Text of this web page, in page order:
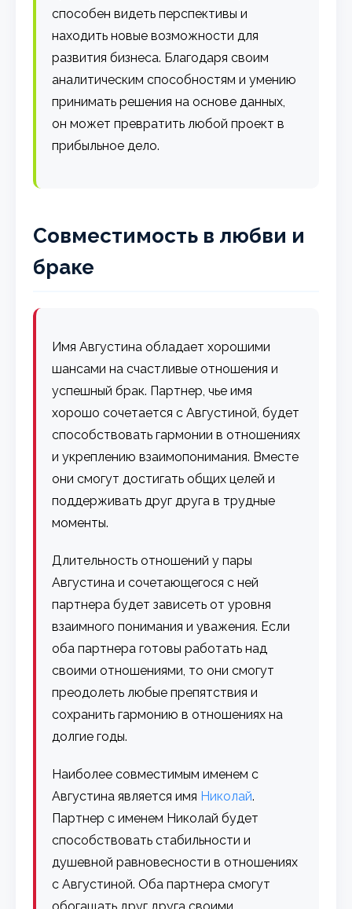
способен видеть перспективы и
находить новые возможности для
развития бизнеса. Благодаря своим
аналитическим способностям и умению
принимать решения на основе данных,
он может превратить любой проект в
прибыльное дело.
Совместимость в любви и
браке
Имя Августина обладает хорошими
шансами на счастливые отношения и
успешный брак. Партнер, чье имя
хорошо сочетается с Августиной, будет
способствовать гармонии в отношениях
и укреплению взаимопонимания. Вместе
они смогут достигать общих целей и
поддерживать друг друга в трудные
моменты.
Длительность отношений у пары
Августина и сочетающегося с ней
партнера будет зависеть от уровня
взаимного понимания и уважения. Если
оба партнера готовы работать над
своими отношениями, то они смогут
преодолеть любые препятствия и
сохранить гармонию в отношениях на
долгие годы.
Наиболее совместимым именем с
Августина является имя Николай.
Партнер с именем Николай будет
способствовать стабильности и
душевной равновесности в отношениях
с Августиной. Оба партнера смогут